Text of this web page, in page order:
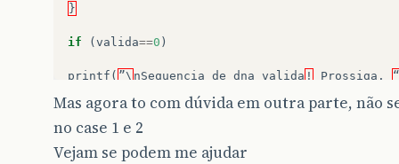
}
if (valida==0 )
printf ( ”\ nSequencia de dna valida ! Prossiga . “
else {
nSequencia
Mas agora to com dúvida em outra parte, não
no case 1 e 2
Vejam se podem me ajudar